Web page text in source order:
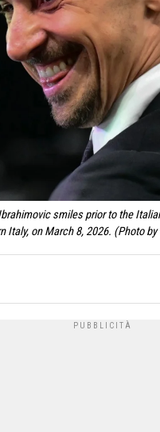
smiles prior to the
Italy, on March 8, 2026. (Photo